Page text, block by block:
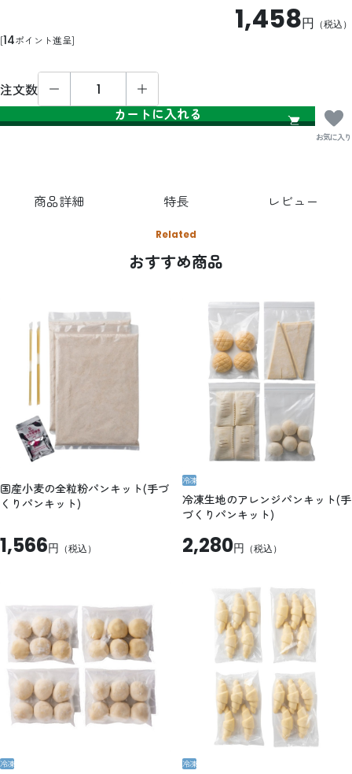
1,458円 （税込）
14ポイント進呈
注文数
カートに入れる
お気に入り
商品詳細 特長 レビュー
Related
おすすめ商品
国産小麦の全粒粉パンキット(手づ
くりパンキット)
1,566円 （税込）
冷凍
冷凍生地のアレンジパンキット(手
づくりパンキット)
2,280円 （税込）
冷凍 冷凍